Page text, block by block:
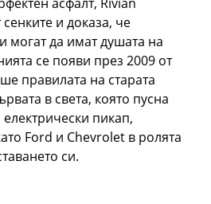
и доказа, че
могат да имат душата на
се появи през 2009 от
правилата на старата
в света, която пусна
пикап,
Ford и Chevrolet в ролята
си.